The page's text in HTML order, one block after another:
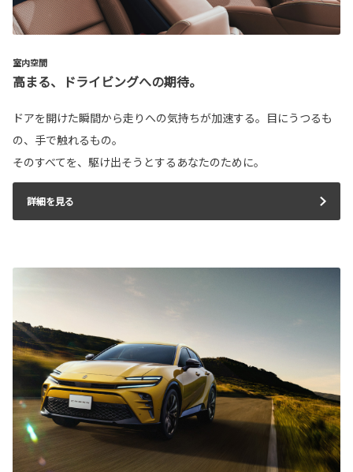
室内空間
高まる、ドライビングへの期待。
ドアを開けた瞬間から走りへの気持ちが加速する。目にうつるも
の、手で触れるもの。
そのすべてを、駆け出そうとするあなたのために。
詳細を見る